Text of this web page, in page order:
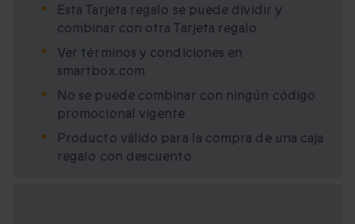
Esta Tarjeta regalo se puede dividir y
combinar con otra Tarjeta regalo
Ver términos y condiciones en
smartbox.com
No se puede combinar con ningún código
promocional vigente
Producto válido para la compra de una caja
regalo con descuento